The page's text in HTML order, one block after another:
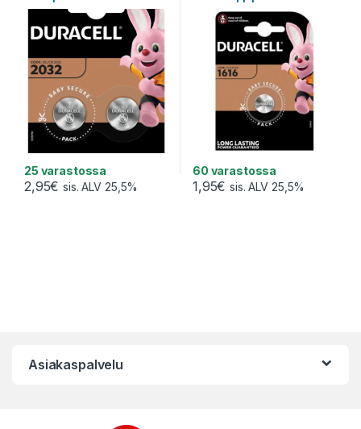
25 varastossa
2,95€ sis. ALV 25,5%
60 varastossa
1,95€ sis. ALV 25,5%
Asiakaspalvelu